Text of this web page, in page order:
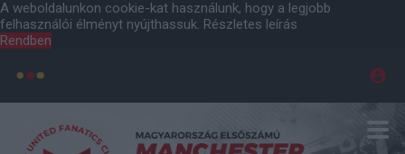
A weboldalunkon cookie-kat használunk, hogy a legjobb
felhasználói élményt nyújthassuk. Részletes leírás
Rendben